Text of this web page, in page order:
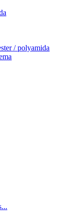
/ polyamida